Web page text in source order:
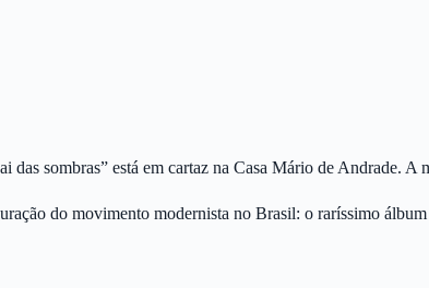
sombras” está em cartaz na Casa Mário de Andrade. A
do movimento modernista no Brasil: o raríssimo